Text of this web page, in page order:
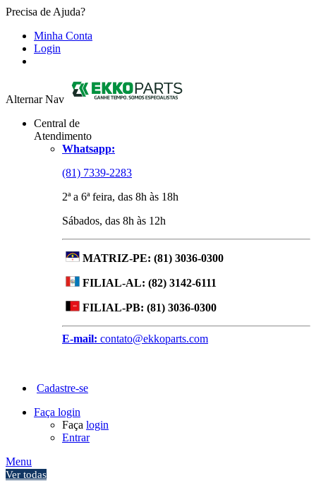
Precisa de Ajuda?
Minha Conta
Login
Alternar Nav
Central de
Atendimento
Whatsapp:
(81) 7339-2283
2ª a 6ª feira, das 8h às 18h
Sábados, das 8h às 12h
MATRIZ-PE: (81) 3036-0300
FILIAL-AL: (82) 3142-6111
FILIAL-PB: (81) 3036-0300
E-mail: contato@ekkoparts.com
Cadastre-se
Faça login
Faça login
Entrar
Menu
Ver todas